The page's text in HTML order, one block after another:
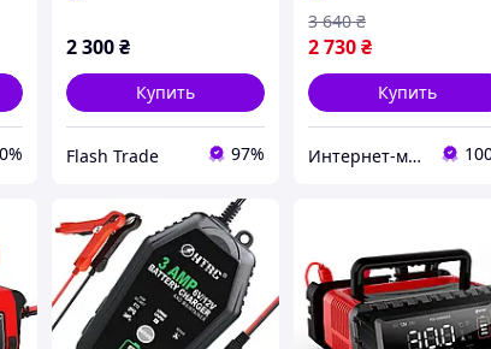
2 300₴
Купить
Flash Trade 97%
2 730₴
3 640 ₴
Купить
Интернет-магазин «Техномарин»